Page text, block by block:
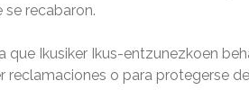
recabaron.
Ikusiker Ikus-entzunezkoen
reclamaciones o para protegerse